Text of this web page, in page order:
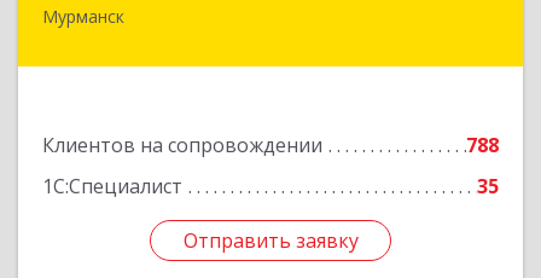
Мурманск
Клиентов на сопровождении
788
1С:Специалист
35
Отправить заявку
183025, Мурманская обл, Мурманск г, Тарана
Отправить заявку